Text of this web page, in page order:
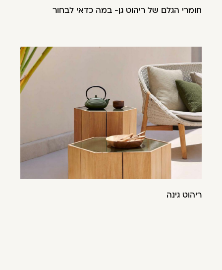
חומרי הגלם של ריהוט גן- במה כדאי לבחור
ריהוט גינה